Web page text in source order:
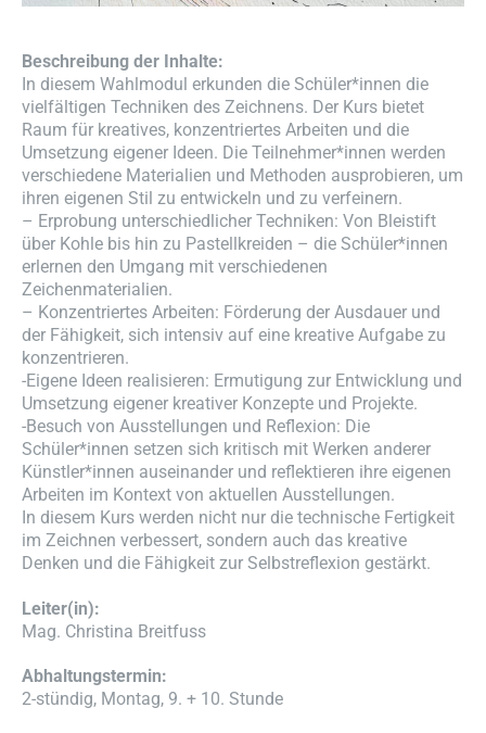
Beschreibung der Inhalte:
In diesem Wahlmodul erkunden die Schüler*innen die
vielfältigen Techniken des Zeichnens. Der Kurs bietet
Raum für kreatives, konzentriertes Arbeiten und die
Umsetzung eigener Ideen. Die Teilnehmer*innen werden
verschiedene Materialien und Methoden ausprobieren, um
ihren eigenen Stil zu entwickeln und zu verfeinern.
– Erprobung unterschiedlicher Techniken: Von Bleistift
über Kohle bis hin zu Pastellkreiden – die Schüler*innen
erlernen den Umgang mit verschiedenen
Zeichenmaterialien.
– Konzentriertes Arbeiten: Förderung der Ausdauer und
der Fähigkeit, sich intensiv auf eine kreative Aufgabe zu
konzentrieren.
-Eigene Ideen realisieren: Ermutigung zur Entwicklung und
Umsetzung eigener kreativer Konzepte und Projekte.
-Besuch von Ausstellungen und Reflexion: Die
Schüler*innen setzen sich kritisch mit Werken anderer
Künstler*innen auseinander und reflektieren ihre eigenen
Arbeiten im Kontext von aktuellen Ausstellungen.
In diesem Kurs werden nicht nur die technische Fertigkeit
im Zeichnen verbessert, sondern auch das kreative
Denken und die Fähigkeit zur Selbstreflexion gestärkt.
Leiter(in):
Mag. Christina Breitfuss
Abhaltungstermin:
2-stündig, Montag, 9. + 10. Stunde